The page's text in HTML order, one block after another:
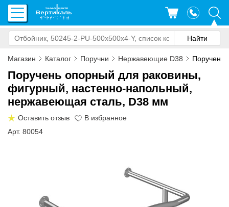
Магазин Каталог Поручни Нержавеющие D38 Поручень
Поручень опорный для раковины,
фигурный, настенно-напольный,
нержавеющая сталь, D38 мм
Оставить отзыв
Арт. 80054